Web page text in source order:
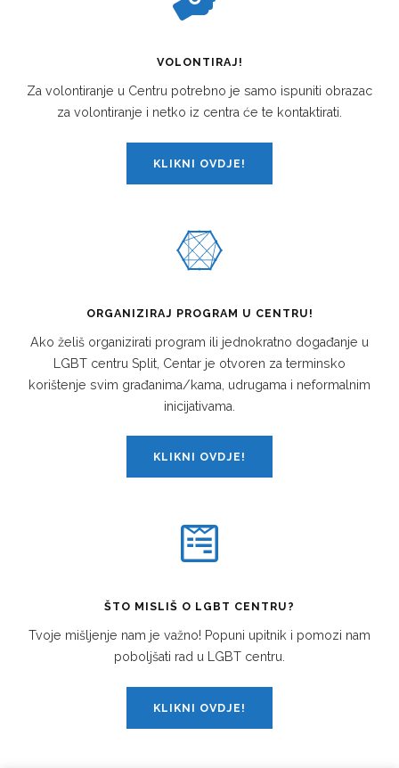
VOLONTIRAJ!
Za volontiranje u Centru potrebno je samo ispuniti obrazac
za volontiranje i netko iz centra će te kontaktirati.
KLIKNI OVDJE!
ORGANIZIRAJ PROGRAM U CENTRU!
Ako želiš organizirati program ili jednokratno događanje u
LGBT centru Split, Centar je otvoren za terminsko
korištenje svim građanima/kama, udrugama i neformalnim
inicijativama.
KLIKNI OVDJE!
ŠTO MISLIŠ O LGBT CENTRU?
Tvoje mišljenje nam je važno! Popuni upitnik i pomozi nam
poboljšati rad u LGBT centru.
KLIKNI OVDJE!